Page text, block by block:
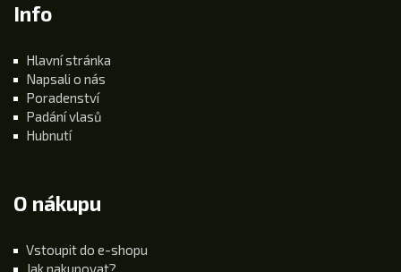
Info
Hlavní stránka
Napsali o nás
Poradenství
Padání vlasů
Hubnutí
O nákupu
Vstoupit do e-shopu
Jak nakupovat?